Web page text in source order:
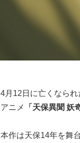
4月12日に亡くなられ
アニメ
「天保異聞 妖
本作は天保14年を舞